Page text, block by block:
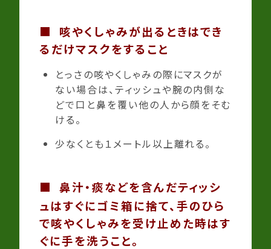
■ 咳やくしゃみが出るときはでき
るだけマスクをすること
とっさの咳やくしゃみの際にマスクが
ない場合は、ティッシュや腕の内側な
どで口と鼻を覆い他の人から顔をそむ
ける。
少なくとも１メートル以上離れる。
■ 鼻汁・痰などを含んだティッシ
ュはすぐにゴミ箱に捨て、手のひら
で咳やくしゃみを受け止めた時はす
ぐに手を洗うこと。